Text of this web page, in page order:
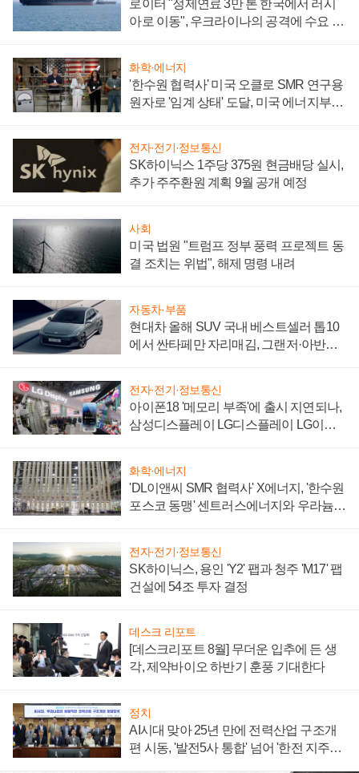
로이터 "정제연료 3만 톤 한국에서 러시
아로 이동", 우크라이나의 공격에 수요 늘
화학·에너지
'한수원 협력사' 미국 오클로 SMR 연구용
원자로 '임계 상태' 도달, 미국 에너지부
전자·전기·정보통신
SK하이닉스 1주당 375원 현금배당 실시,
추가 주주환원 계획 9월 공개 예정
사회
미국 법원 "트럼프 정부 풍력 프로젝트 동
결 조치는 위법", 해제 명령 내려
자동차·부품
현대차 올해 SUV 국내 베스트셀러 톱10
에서 싼타페만 자리매김, 그랜저·아반떼
전자·전기·정보통신
아이폰18 '메모리 부족'에 출시 지연되나,
삼성디스플레이 LG디스플레이 LG이노
화학·에너지
'DL이앤씨 SMR 협력사' X에너지, '한수원
포스코 동맹' 센트러스에너지와 우라늄
전자·전기·정보통신
SK하이닉스, 용인 'Y2' 팹과 청주 'M17' 팹
건설에 54조 투자 결정
데스크 리포트
[데스크리포트 8월] 무더운 입추에 든 생
각, 제약바이오 하반기 훈풍 기대한다
정치
AI시대 맞아 25년 만에 전력산업 구조개
편 시동, '발전5사 통합' 넘어 '한전 지주사'